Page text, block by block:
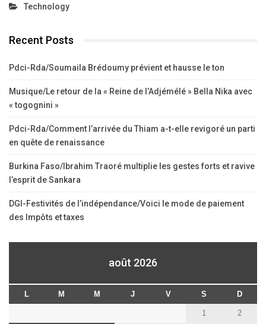
Technology
Recent Posts
Pdci-Rda/Soumaila Brédoumy prévient et hausse le ton
Musique/Le retour de la « Reine de l’Adjémélé » Bella Nika avec
« togognini »
Pdci-Rda/Comment l’arrivée du Thiam a-t-elle revigoré un parti
en quête de renaissance
Burkina Faso/Ibrahim Traoré multiplie les gestes forts et ravive
l’esprit de Sankara
DGI-Festivités de l’indépendance/Voici le mode de paiement
des Impôts et taxes
août 2026
L M M J V S D
1 2